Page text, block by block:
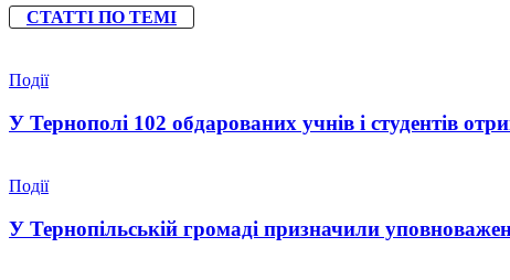
СТАТТІ ПО ТЕМІ
Події
У Тернополі 102 обдарованих учнів і студентів
Події
У Тернопільській громаді призначили